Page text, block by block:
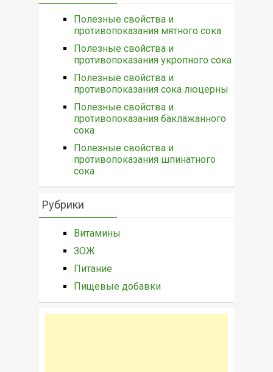
Полезные свойства и
противопоказания мятного сока
Полезные свойства и
противопоказания укропного сока
Полезные свойства и
противопоказания сока люцерны
Полезные свойства и
противопоказания баклажанного
сока
Полезные свойства и
противопоказания шпинатного
сока
Рубрики
Витамины
ЗОЖ
Питание
Пищевые добавки